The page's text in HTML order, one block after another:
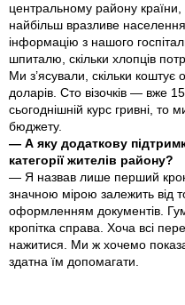
центральному району
найбільш вразливе
інформацію з нашого
шпиталю, скільки хлопців
Ми з’ясували, скільки
доларів. Сто візочків — вже
сьогоднішній курс гривні,
бюджету.
— А яку додаткову
категорії жителів району?
— Я назвав лише перший крок
значною мірою залежить від
оформленням документів.
кропітка справа. Хоча всі
нажитися. Ми ж хочемо
здатна їм допомагати.